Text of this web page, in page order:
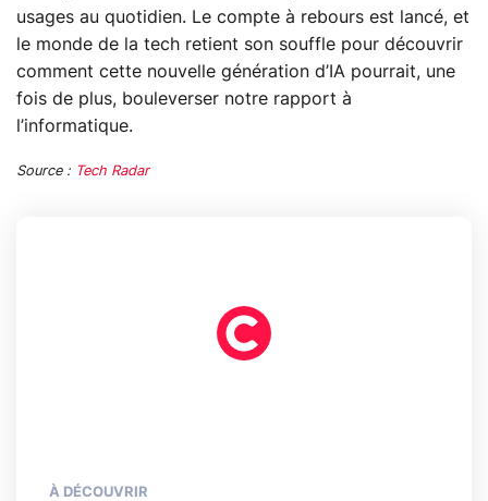
usages au quotidien. Le compte à rebours est lancé, et
le monde de la tech retient son souffle pour découvrir
comment cette nouvelle génération d’IA pourrait, une
fois de plus, bouleverser notre rapport à
l’informatique.
Source : Tech Radar
À DÉCOUVRIR